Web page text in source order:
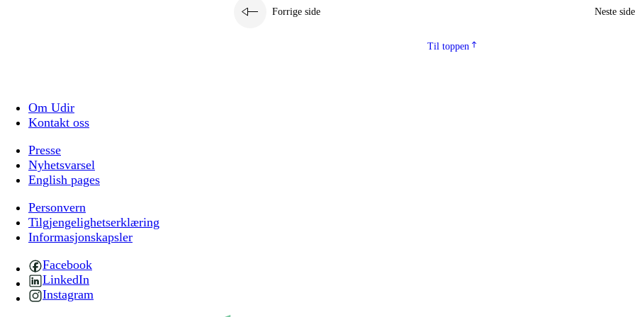
Forrige side Neste side
Til toppen
Om Udir
Kontakt oss
Presse
Nyhetsvarsel
English pages
Personvern
Tilgjengelighetserklæring
Informasjonskapsler
Facebook
LinkedIn
Instagram